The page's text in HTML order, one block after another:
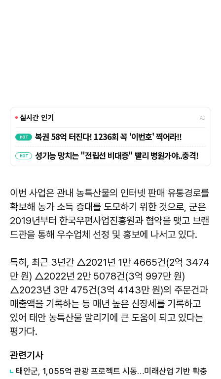
이번 사업은 관내 농특산물의 인터넷 판매 유통경로를
확보해 농가 소득 증대를 도모하기 위한 것으로, 군은
2019년부터 한국우편사업진흥원과 협약을 맺고 브랜
드관을 통해 우수업체 선정 및 홍보에 나서고 있다.
특히, 최근 3년간 △2021년 1만 4665건(2억 3474
만 원) △2022년 2만 5078건(3억 997만 원)
△2023년 3만 475건(3억 4143만 원)의 주문건과
매출액을 기록하는 등 매년 높은 신장세를 기록하고
있어 태안 농특산물 알리기에 큰 도움이 되고 있다는
평가다.
관련기사
태안군, 1,055억 관광 프로젝트 시동…미래산업 기반 확충